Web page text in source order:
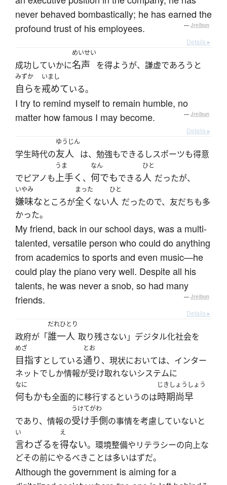
never behaved bombastically; he has earned the
profound trust of his employees.
— Jreibun
Details ▸
成功していかに
めいせい
名声 を得ようが、謙虚であろうと
みずか
自らを
いまし
戒めている。
I try to remind myself to remain humble, no
matter how famous I may become.
— Jreibun
Details ▸
学生時代の
ゆうじん
友人 は、勉強もできるしスポーツも得意
でピアノも
うま
上手く 、
なん
何でもできる
ひと
人 だったが、
いやみ
嫌味なところが
まった
全く ない
ひと
人 だったので、友だちも多
かった。
My friend, back in our school days, was a multi-
talented, versatile person who could do anything
from academics to sports and even music—he
could play the piano very well. Despite all his
talents, he was never a snob, so had many
friends.
— Jreibun
Details ▸
政府が「
だれひとり
誰一人 取り残さない」デジタル化社会を
めざ
目指すとしている
とお
通り、現状においては、インター
ネットでしか情報が受け取れないシステムに
なに
何もかも全面的に移行するというのは
じきしょうしょう
時期尚早
であり、情報の
うけてがわ
受け手側の事情を考慮していないと
い
言わざるを
え
得ない。環境整備やリテラシーの向上な
どその前にやるべきことは多いはずだ。
Although the government is aiming for a